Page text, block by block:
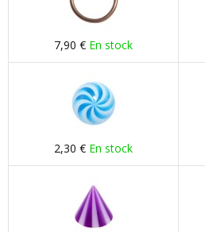
7,90 € En stock
2,30 € En stock